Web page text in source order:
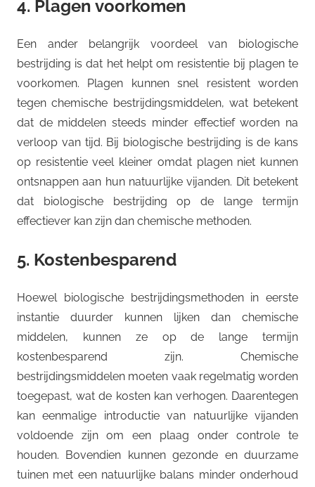
4. Plagen voorkomen
Een ander belangrijk voordeel van biologische
bestrijding is dat het helpt om resistentie bij plagen te
voorkomen. Plagen kunnen snel resistent worden
tegen chemische bestrijdingsmiddelen, wat betekent
dat de middelen steeds minder effectief worden na
verloop van tijd. Bij biologische bestrijding is de kans
op resistentie veel kleiner omdat plagen niet kunnen
ontsnappen aan hun natuurlijke vijanden. Dit betekent
dat biologische bestrijding op de lange termijn
effectiever kan zijn dan chemische methoden.
5. Kostenbesparend
Hoewel biologische bestrijdingsmethoden in eerste
instantie duurder kunnen lijken dan chemische
middelen, kunnen ze op de lange termijn
kostenbesparend zijn. Chemische
bestrijdingsmiddelen moeten vaak regelmatig worden
toegepast, wat de kosten kan verhogen. Daarentegen
kan eenmalige introductie van natuurlijke vijanden
voldoende zijn om een plaag onder controle te
houden. Bovendien kunnen gezonde en duurzame
tuinen met een natuurlijke balans minder onderhoud